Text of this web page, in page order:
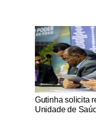
Notícias Católicas
Gutinha solicita
Unidade de